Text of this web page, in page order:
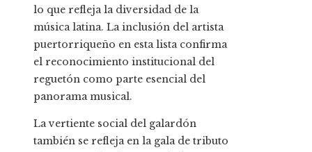
lo que refleja la diversidad de la
música latina. La inclusión del artista
puertorriqueño en esta lista confirma
el reconocimiento institucional del
reguetón como parte esencial del
panorama musical.
La vertiente social del galardón
también se refleja en la gala de tributo